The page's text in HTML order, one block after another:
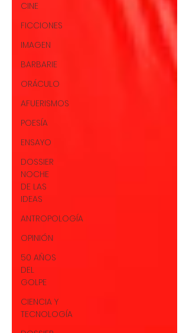
CINE
FICCIONES
IMAGEN
BARBARIE
ORÁCULO
AFUERISMOS
POESÍA
ENSAYO
DOSSIER
NOCHE
DE LAS
IDEAS
ANTROPOLOGÍA
OPINIÓN
50 AÑOS
DEL
GOLPE
CIENCIA Y
TECNOLOGÍA